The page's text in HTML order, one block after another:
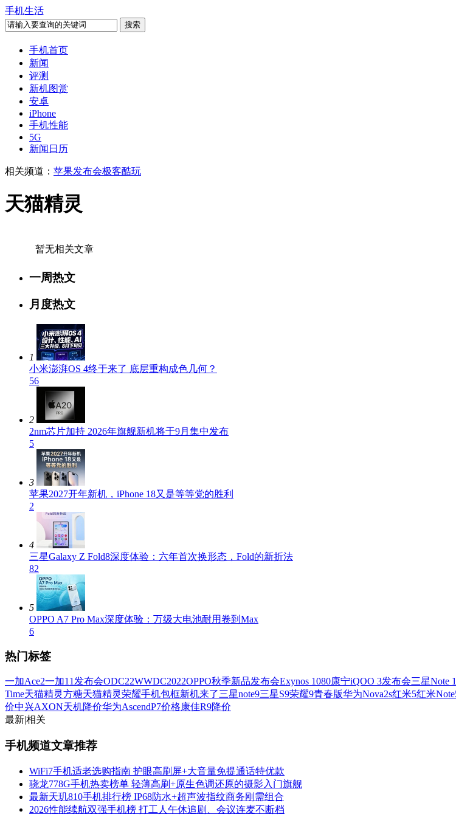
手机生活
手机首页
新闻
评测
新机图赏
安卓
iPhone
手机性能
5G
新闻日历
相关频道： 苹果发布会极客酷玩
天猫精灵
暂无相关文章
一周热文
月度热文
1
小米澎湃OS 4终于来了 底层重构成色几何？
56
2
2nm芯片加持 2026年旗舰新机将于9月集中发布
5
3
苹果2027开年新机，iPhone 18又是等等党的胜利
2
4
三星Galaxy Z Fold8深度体验：六年首次换形态，Fold的新折法
82
5
OPPO A7 Pro Max深度体验：万级大电池耐用卷到Max
6
热门标签
一加Ace2一加11发布会ODC22WWDC2022OPPO秋季新品发布会Exynos 1080康宁iQOO 3发布会三星Note
Time天猫精灵方糖天猫精灵荣耀手机包框新机来了三星note9三星S9荣耀9青春版华为Nova2s红米5红米
价中兴AXON天机降价华为AscendP7价格康佳R9降价
最新相关
手机频道文章推荐
WiFi7手机适老选购指南 护眼高刷屏+大音量免提通话特优款
骁龙778G手机热卖榜单 轻薄高刷+原生色调还原的摄影入门旗舰
最新天玑810手机排行榜 IP68防水+超声波指纹商务刚需组合
2026性能续航双强手机榜 打工人午休追剧、会议连麦不断档